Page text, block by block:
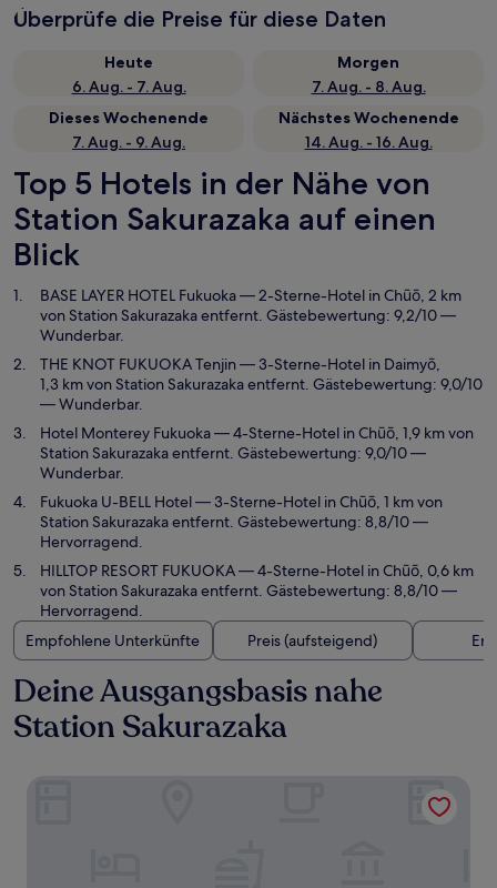
Überprüfe die Preise für diese Daten
Heute
6. Aug. - 7. Aug.
Morgen
7. Aug. - 8. Aug.
Dieses Wochenende
7. Aug. - 9. Aug.
Nächstes Wochenende
14. Aug. - 16. Aug.
Top 5 Hotels in der Nähe von
Station Sakurazaka auf einen
Blick
BASE LAYER HOTEL Fukuoka— 2-Sterne-Hotel in Chūō, 2 km
von Station Sakurazaka entfernt. Gästebewertung: 9,2/10 —
Wunderbar.
THE KNOT FUKUOKA Tenjin— 3-Sterne-Hotel in Daimyō,
1,3 km von Station Sakurazaka entfernt. Gästebewertung: 9,0/10
— Wunderbar.
Hotel Monterey Fukuoka— 4-Sterne-Hotel in Chūō, 1,9 km von
Station Sakurazaka entfernt. Gästebewertung: 9,0/10 —
Wunderbar.
Fukuoka U-BELL Hotel— 3-Sterne-Hotel in Chūō, 1 km von
Station Sakurazaka entfernt. Gästebewertung: 8,8/10 —
Hervorragend.
HILLTOP RESORT FUKUOKA— 4-Sterne-Hotel in Chūō, 0,6 km
von Station Sakurazaka entfernt. Gästebewertung: 8,8/10 —
Hervorragend.
Empfohlene Unterkünfte
Preis (aufsteigend)
Deine Ausgangsbasis nahe
Station Sakurazaka